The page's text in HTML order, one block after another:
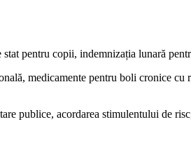
pentru copii, indemnizația lunară
medicamente pentru boli cronice
publice, acordarea stimulentului de